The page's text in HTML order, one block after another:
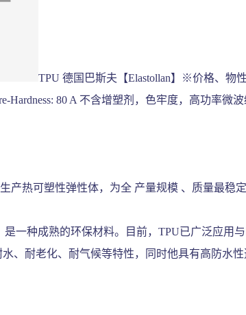
TPU 德国巴斯夫【Elastollan】※价格、物
Hardness: 80 A 不含增塑剂，色牢度，高功率微
热可塑性弹性体，为全 产量规模 、质量最稳定
一种成熟的环保材料。目前，TPU已广泛应用
、耐老化、耐气候等特性，同时他具有高防水